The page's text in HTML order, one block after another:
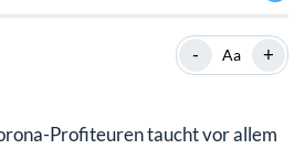
Mrd. Dollar Umsatz
dem richtigen Weg
- Aa +
Profiteuren taucht vor allem